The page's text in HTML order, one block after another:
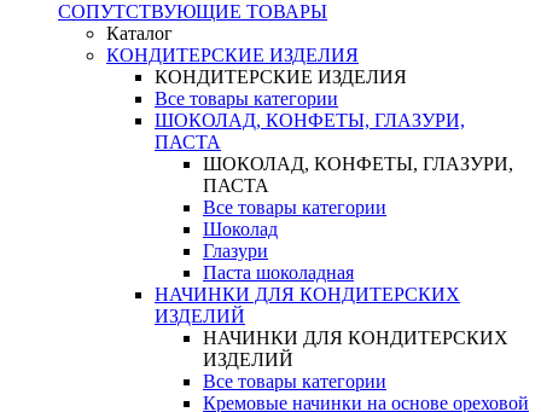
СОПУТСТВУЮЩИЕ ТОВАРЫ
Каталог
КОНДИТЕРСКИЕ ИЗДЕЛИЯ
КОНДИТЕРСКИЕ ИЗДЕЛИЯ
Все товары категории
ШОКОЛАД, КОНФЕТЫ, ГЛАЗУРИ,
ПАСТА
ШОКОЛАД, КОНФЕТЫ, ГЛАЗУРИ,
ПАСТА
Все товары категории
Шоколад
Глазури
Паста шоколадная
НАЧИНКИ ДЛЯ КОНДИТЕРСКИХ
ИЗДЕЛИЙ
НАЧИНКИ ДЛЯ КОНДИТЕРСКИХ
ИЗДЕЛИЙ
Все товары категории
Кремовые начинки на основе ореховой